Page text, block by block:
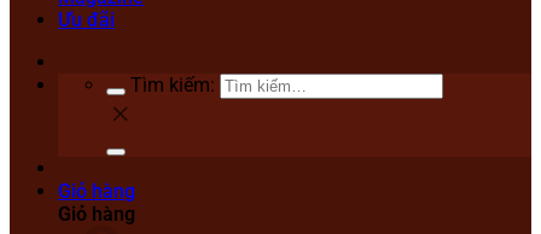
Ưu đãi
Tìm kiếm:
Giỏ hàng
Giỏ hàng